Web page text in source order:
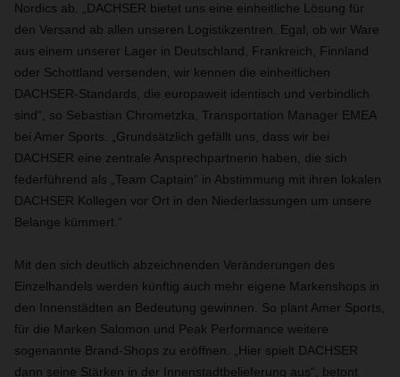
Nordics ab.
„DACHSER bietet uns eine einheitliche Lösung für
den Versand ab allen unseren Logistikzentren. Egal, ob wir Ware
aus einem unserer Lager in Deutschland, Frankreich, Finnland
oder Schottland versenden, wir kennen die einheitlichen
DACHSER-Standards, die europaweit identisch und verbindlich
sind“, so Sebastian Chrometzka, Transportation Manager EMEA
bei Amer Sports. „Grundsätzlich gefällt uns, dass wir bei
DACHSER eine zentrale Ansprechpartnerin haben, die sich
federführend als „Team Captain“ in Abstimmung mit ihren lokalen
DACHSER Kollegen vor Ort in den Niederlassungen um unsere
Belange kümmert.“
Mit den sich deutlich abzeichnenden Veränderungen des
Einzelhandels werden künftig auch mehr eigene Markenshops in
den Innenstädten an Bedeutung gewinnen. So plant Amer Sports,
für die Marken Salomon und Peak Performance weitere
sogenannte Brand-Shops zu eröffnen. „Hier spielt DACHSER
dann seine Stärken in der Innenstadtbelieferung aus“, betont